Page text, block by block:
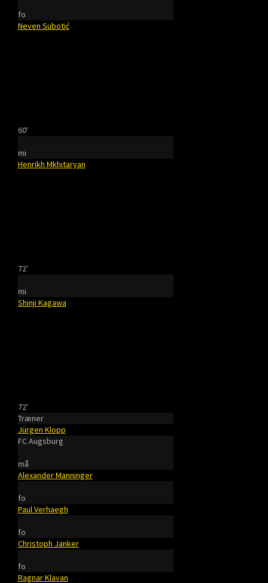
fo
Neven Subotić
60'
mi
Henrikh Mkhitaryan
72'
mi
Shinji Kagawa
72'
Træner
Jürgen Klopp
FC Augsburg
må
Alexander Manninger
fo
Paul Verhaegh
fo
Christoph Janker
fo
Ragnar Klavan